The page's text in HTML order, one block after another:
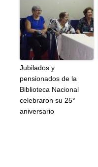
Jubilados y
pensionados de la
Biblioteca Nacional
celebraron su 25°
aniversario